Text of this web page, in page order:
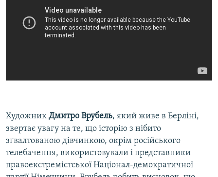
Художник Дмитро Врубель, який живе в Берліні,
звертає увагу на те, що історію з нібито
зґвалтованою дівчинкою, окрім російського
телебачення, використовували і представники
правоекстремістської Націонал-демократичної